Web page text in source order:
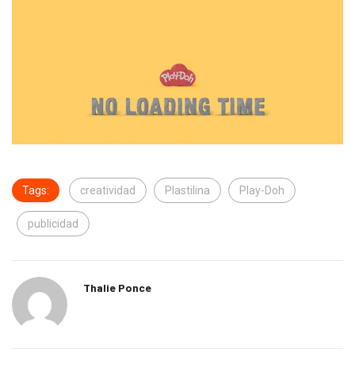
Tags: creatividad Plastilina Play-Doh
publicidad
Thalie Ponce